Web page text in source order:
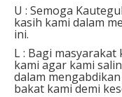
U : Semoga
kasih kami dalam
ini.
L : Bagi masyarakat
kami agar kami
dalam
bakat kami demi